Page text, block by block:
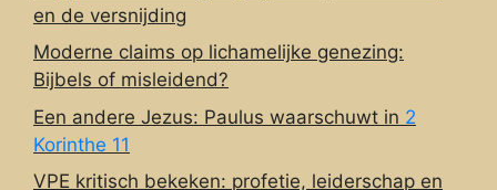
en de versnijding
Moderne claims op lichamelijke genezing:
Bijbels of misleidend?
Een andere Jezus: Paulus waarschuwt in 2
Korinthe 11
VPE kritisch bekeken: profetie, leiderschap en